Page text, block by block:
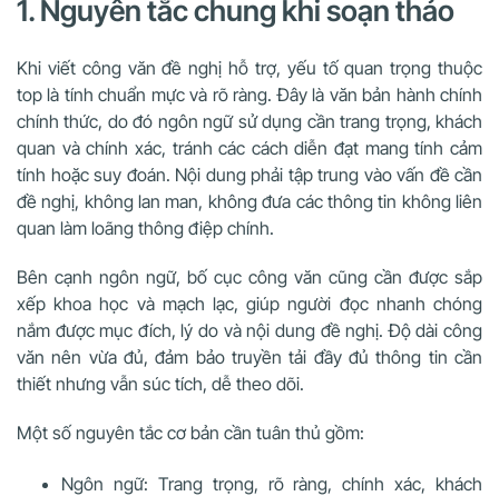
1. Nguyên tắc chung khi soạn thảo
Khi viết công văn đề nghị hỗ trợ, yếu tố quan trọng thuộc
top là tính chuẩn mực và rõ ràng. Đây là văn bản hành chính
chính thức, do đó ngôn ngữ sử dụng cần trang trọng, khách
quan và chính xác, tránh các cách diễn đạt mang tính cảm
tính hoặc suy đoán. Nội dung phải tập trung vào vấn đề cần
đề nghị, không lan man, không đưa các thông tin không liên
quan làm loãng thông điệp chính.
Bên cạnh ngôn ngữ, bố cục công văn cũng cần được sắp
xếp khoa học và mạch lạc, giúp người đọc nhanh chóng
nắm được mục đích, lý do và nội dung đề nghị. Độ dài công
văn nên vừa đủ, đảm bảo truyền tải đầy đủ thông tin cần
thiết nhưng vẫn súc tích, dễ theo dõi.
Một số nguyên tắc cơ bản cần tuân thủ gồm:
Ngôn ngữ: Trang trọng, rõ ràng, chính xác, khách